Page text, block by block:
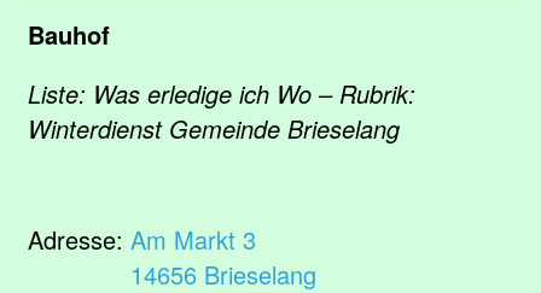
Bauhof
Liste: Was erledige ich Wo – Rubrik:
Winterdienst Gemeinde Brieselang
Adresse: Am Markt 3
14656 Brieselang